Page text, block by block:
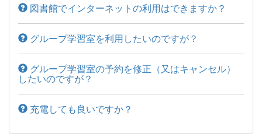
図書館でインターネットの利用はできますか？
グループ学習室を利用したいのですが？
グループ学習室の予約を修正（又はキャンセル）
したいのですが？
充電しても良いですか？